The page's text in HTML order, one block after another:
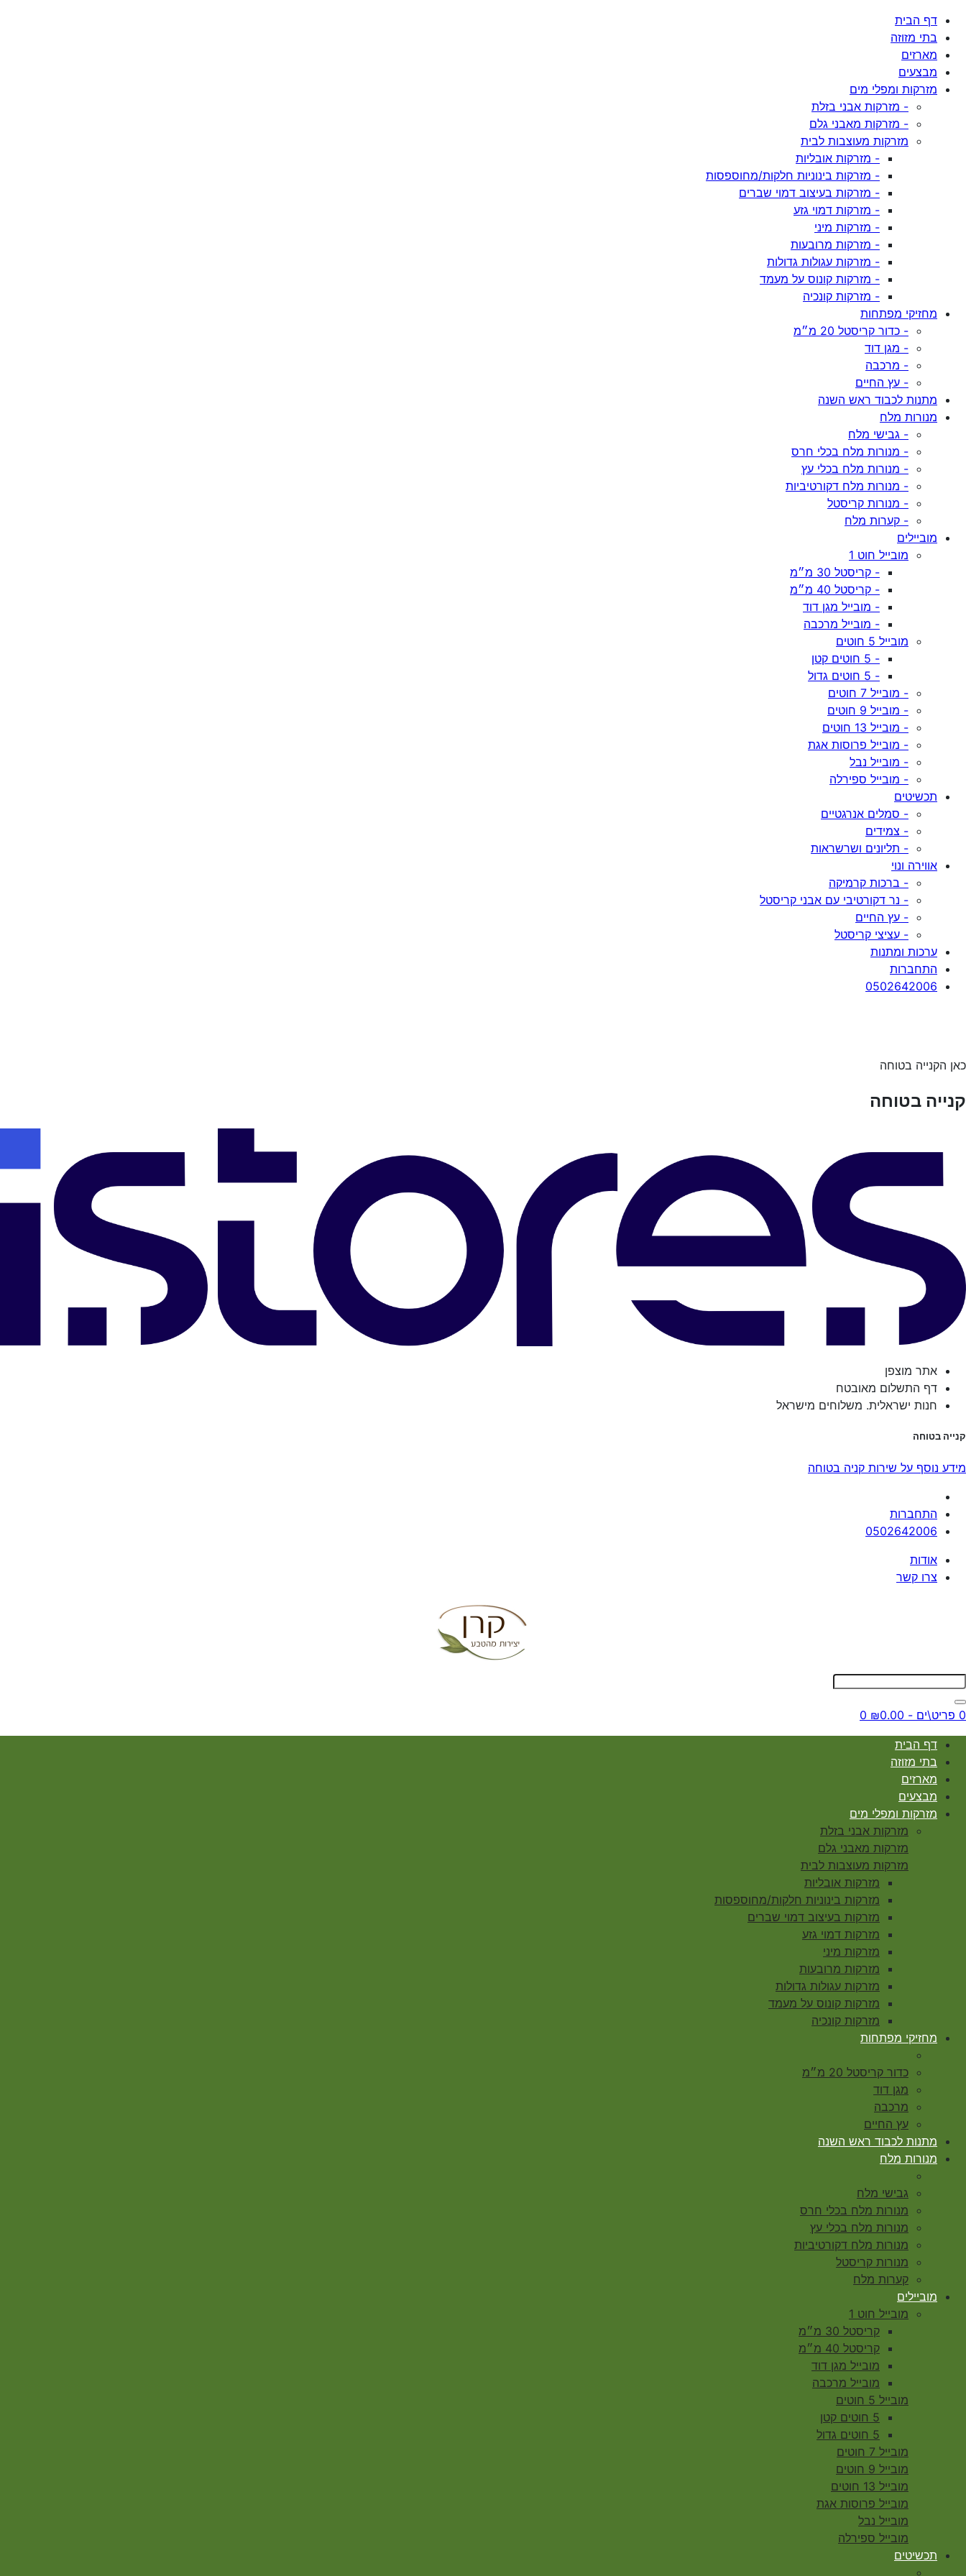
דף הבית
בתי מזוזה
מארזים
מבצעים
מזרקות ומפלי מים
- מזרקות אבני בזלת
- מזרקות מאבני גלם
מזרקות מעוצבות לבית
- מזרקות אובליות
- מזרקות בינוניות חלקות/מחוספסות
- מזרקות בעיצוב דמוי שברים
- מזרקות דמוי גזע
- מזרקות מיני
- מזרקות מרובעות
- מזרקות עגולות גדולות
- מזרקות קונוס על מעמד
- מזרקות קונכיה
מחזיקי מפתחות
- כדור קריסטל 20 מ״מ
- מגן דוד
- מרכבה
- עץ החיים
מתנות לכבוד ראש השנה
מנורות מלח
- גבישי מלח
- מנורות מלח בכלי חרס
- מנורות מלח בכלי עץ
- מנורות מלח דקורטיביות
- מנורות קריסטל
- קערות מלח
מוביילים
מובייל חוט 1
- קריסטל 30 מ״מ
- קריסטל 40 מ״מ
- מובייל מגן דוד
- מובייל מרכבה
מובייל 5 חוטים
- 5 חוטים קטן
- 5 חוטים גדול
- מובייל 7 חוטים
- מובייל 9 חוטים
- מובייל 13 חוטים
- מובייל פרוסות אגת
- מובייל נבל
- מובייל ספירלה
תכשיטים
- סמלים אנרגטיים
- צמידים
- תליונים ושרשראות
אווירה ונוי
- ברכות קרמיקה
- נר דקורטיבי עם אבני קריסטל
- עץ החיים
- עציצי קריסטל
ערכות ומתנות
התחברות
0502642006
כאן הקנייה בטוחה
קנייה בטוחה
אתר מוצפן
דף התשלום מאובטח
חנות ישראלית. משלוחים מישראל
קנייה בטוחה
מידע נוסף על שירות קניה בטוחה
התחברות
0502642006
אודות
צרו קשר
0 פריט\ים - ₪0.00 0
דף הבית
בתי מזוזה
מארזים
מבצעים
מזרקות ומפלי מים
מזרקות אבני בזלת
מזרקות מאבני גלם
מזרקות מעוצבות לבית
מזרקות אובליות
מזרקות בינוניות חלקות/מחוספסות
מזרקות בעיצוב דמוי שברים
מזרקות דמוי גזע
מזרקות מיני
מזרקות מרובעות
מזרקות עגולות גדולות
מזרקות קונוס על מעמד
מזרקות קונכיה
מחזיקי מפתחות
כדור קריסטל 20 מ״מ
מגן דוד
מרכבה
עץ החיים
מתנות לכבוד ראש השנה
מנורות מלח
גבישי מלח
מנורות מלח בכלי חרס
מנורות מלח בכלי עץ
מנורות מלח דקורטיביות
מנורות קריסטל
קערות מלח
מוביילים
מובייל חוט 1
קריסטל 30 מ״מ
קריסטל 40 מ״מ
מובייל מגן דוד
מובייל מרכבה
מובייל 5 חוטים
5 חוטים קטן
5 חוטים גדול
מובייל 7 חוטים
מובייל 9 חוטים
מובייל 13 חוטים
מובייל פרוסות אגת
מובייל נבל
מובייל ספירלה
תכשיטים